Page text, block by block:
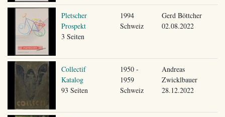
Pletscher
Prospekt
3 Seiten
1994
Schweiz
Gerd Böttcher
02.08.2022
Collectif
Katalog
93 Seiten
1950 -
1959
Schweiz
Andreas
Zwicklbauer
28.12.2022